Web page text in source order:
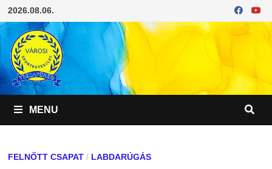
Skip
to
content
2026.08.06.
MENU
FELNŐTT CSAPAT/ LABDARÚGÁS